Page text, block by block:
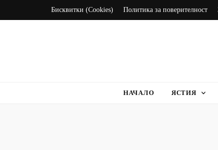
Бисквитки (Cookies) Политика за поверителност
НАЧАЛО ЯСТИЯ